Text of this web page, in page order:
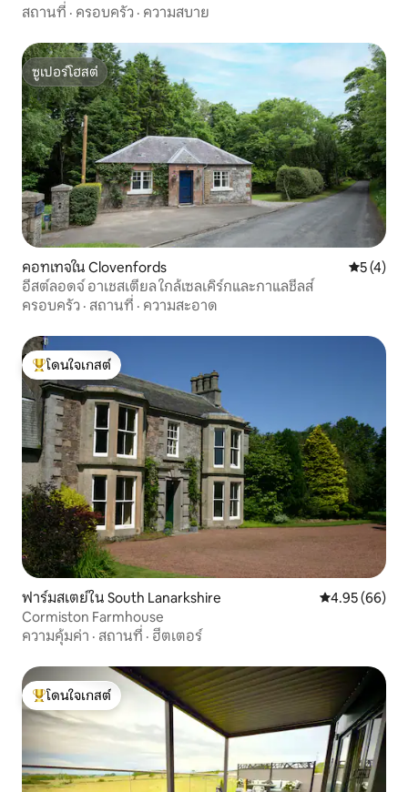
สถานที่ · ครอบครัว · ความสบาย
ซูเปอร์โฮสต์
ซูเปอร์โฮสต์
คอทเทจใน Clovenfords คะแนนเฉ
5 (4)
อีสต์ลอดจ์ อาเชสเตียล ใกล้เซลเคิร์กและกาแลชีลส์
ครอบครัว · สถานที่ · ความสะอาด
โดนใจเกสต์ที่สุด
โดนใจเกสต์
ฟาร์มสเตย์ใน South Lanarkshire คะแนนเฉลี่ย
4.95 (66)
Cormiston Farmhouse
ความคุ้มค่า · สถานที่ · ฮีตเตอร์
โดนใจเกสต์ที่สุด
โดนใจเกสต์